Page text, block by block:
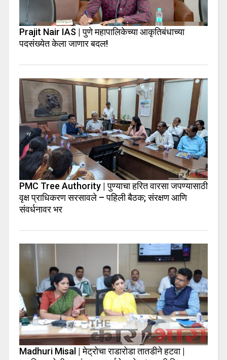
Prajit Nair IAS | पुणे महापालिकेच्या आकृतिबंधाच्या
पदसंख्येत केला जाणार बदल!
PMC Tree Authority | पुण्याचा हरित वारसा जपण्यासाठी
वृक्ष प्राधिकरण सरसावले – पहिली बैठक; संरक्षण आणि
संवर्धनावर भर
Madhuri Misal | मेट्रोचा राडारोडा तातडीने हटवा |